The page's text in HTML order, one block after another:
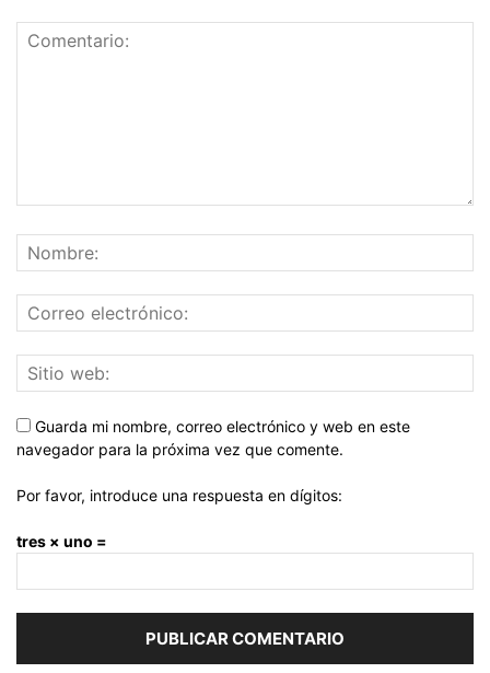
Guarda mi nombre, correo electrónico y web en este
navegador para la próxima vez que comente.
Por favor, introduce una respuesta en dígitos:
tres × uno =